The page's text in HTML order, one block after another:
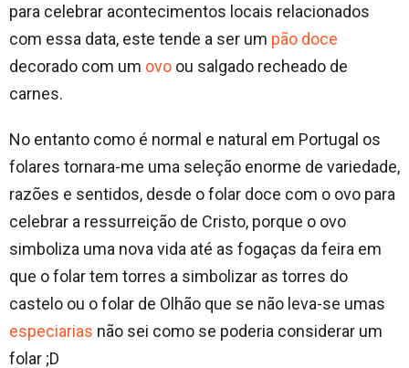
para celebrar acontecimentos locais relacionados
com essa data, este tende a ser um pão doce
decorado com um ovo ou salgado recheado de
carnes.
No entanto como é normal e natural em Portugal os
folares tornara-me uma seleção enorme de variedade,
razões e sentidos, desde o folar doce com o ovo para
celebrar a ressurreição de Cristo, porque o ovo
simboliza uma nova vida até as fogaças da feira em
que o folar tem torres a simbolizar as torres do
castelo ou o folar de Olhão que se não leva-se umas
especiarias não sei como se poderia considerar um
folar ;D